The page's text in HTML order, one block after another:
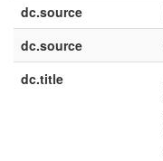
dc.source
dc.source
dc.title